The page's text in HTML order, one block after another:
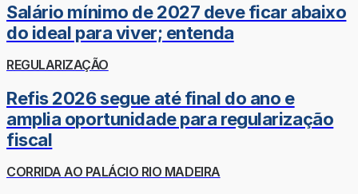
Salário mínimo de 2027 deve ficar abaixo
do ideal para viver; entenda
REGULARIZAÇÃO
Refis 2026 segue até final do ano e
amplia oportunidade para regularização
fiscal
CORRIDA AO PALÁCIO RIO MADEIRA